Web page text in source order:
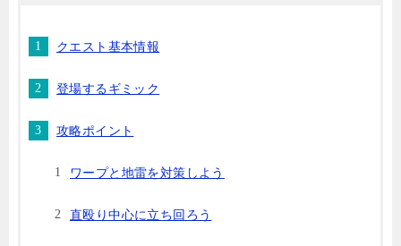
クエスト基本情報
登場するギミック
攻略ポイント
ワープと地雷を対策しよう
直殴り中心に立ち回ろう